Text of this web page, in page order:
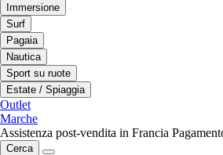
Immersione
Surf
Pagaia
Nautica
Sport su ruote
Estate / Spiaggia
Outlet
Marche
Assistenza post-vendita in Francia
Cerca